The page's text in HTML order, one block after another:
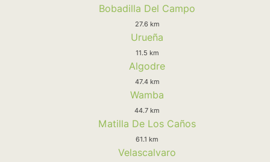
Bobadilla Del Campo
27.6 km
Urueña
11.5 km
Algodre
47.4 km
Wamba
44.7 km
Matilla De Los Caños
61.1 km
Velascalvaro